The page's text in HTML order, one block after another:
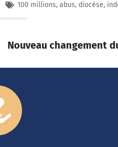
100 millions, abus, diocése,
Nouveau changement